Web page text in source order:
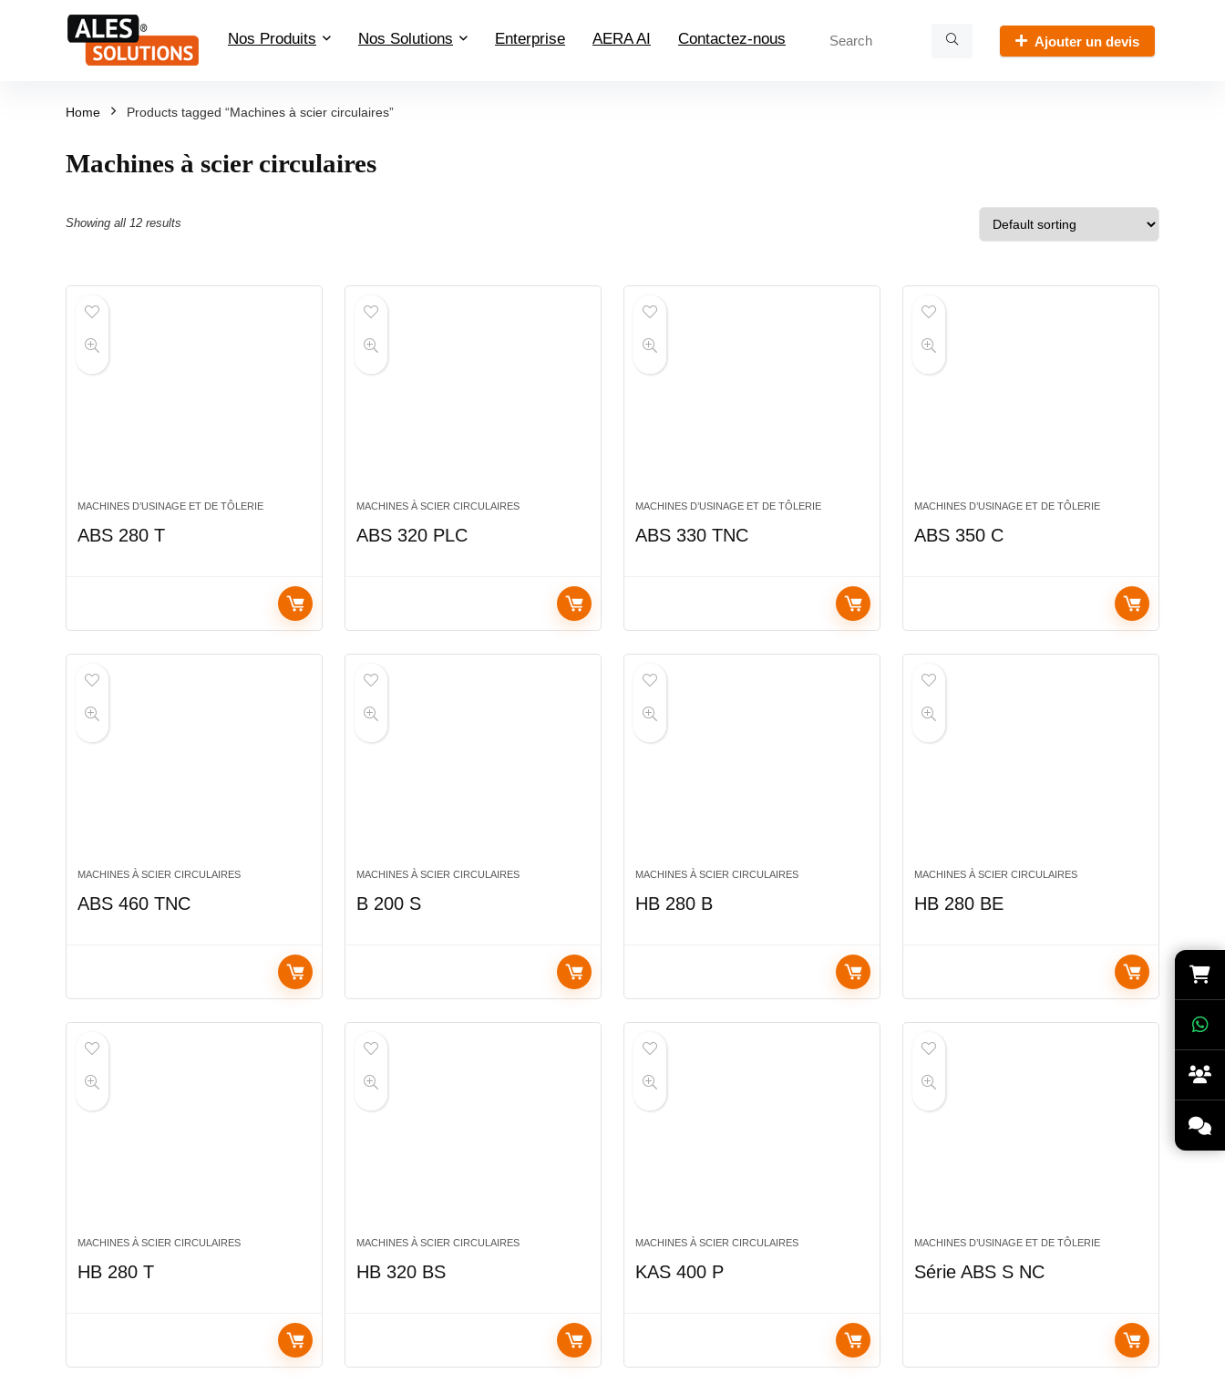
Nos Produits Nos Solutions Enterprise AERA AI Contactez-nous Ajouter un devis
Home Products tagged “Machines à scier circulaires”
Machines à scier circulaires
Showing all 12 results
MACHINES D’USINAGE ET DE TÔLERIE
ABS 280 T
MACHINES À SCIER CIRCULAIRES
ABS 320 PLC
MACHINES D’USINAGE ET DE TÔLERIE
ABS 330 TNC
MACHINES D’USINAGE ET DE TÔLERIE
ABS 350 C
MACHINES À SCIER CIRCULAIRES
ABS 460 TNC
MACHINES À SCIER CIRCULAIRES
B 200 S
MACHINES À SCIER CIRCULAIRES
HB 280 B
MACHINES À SCIER CIRCULAIRES
HB 280 BE
MACHINES À SCIER CIRCULAIRES
HB 280 T
MACHINES À SCIER CIRCULAIRES
HB 320 BS
MACHINES À SCIER CIRCULAIRES
KAS 400 P
MACHINES D’USINAGE ET DE TÔLERIE
Série ABS S NC